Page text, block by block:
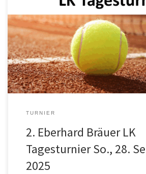
Am Sonntag, 28. September 2025, ist es
unserer Anlage in Hofgeismar findet das 2.
Tagesturnier statt! Konkurrenzen: Damen 30
Einzel Alle weiteren Informationen zum
Ausschreibung und Anmeldung findet ihr
TURNIER
2. Eberhard Bräuer LK
Tagesturnier So., 28.
2025